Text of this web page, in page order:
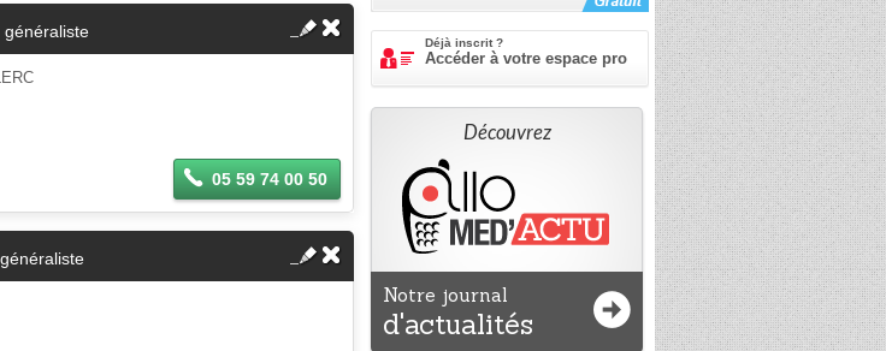
généraliste
05 59 74 00 50
Déjà inscrit ?
Accéder à votre espace pro
Découvrez
Notre journal
d'actualités